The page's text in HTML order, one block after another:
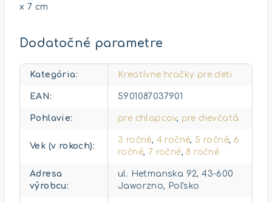
x 7 cm
Dodatočné parametre
Kategória: Kreatívne hračky pre deti
EAN: 5901087037901
Pohlavie: pre chlapcov, pre dievčatá
Vek (v rokoch):
3 ročné, 4 ročné, 5 ročné, 6
ročné, 7 ročné, 8 ročné
Adresa
výrobcu:
ul. Hetmanska 92, 43-600
Jaworzno, Poľsko